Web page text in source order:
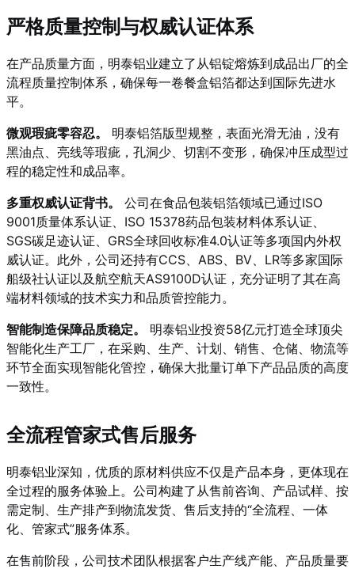
严格质量控制与权威认证体系
在产品质量方面，明泰铝业建立了从铝锭熔炼到成品出厂的全
流程质量控制体系，确保每一卷餐盒铝箔都达到国际先进水
平。
微观瑕疵零容忍。
明泰铝箔版型规整，表面光滑无油，没有
黑油点、亮线等瑕疵，孔洞少、切割不变形，确保冲压成型过
程的稳定性和成品率。
多重权威认证背书。
公司在食品包装铝箔领域已通过ISO
9001质量体系认证、ISO 15378药品包装材料体系认证、
SGS碳足迹认证、GRS全球回收标准4.0认证等多项国内外权
威认证。此外，公司还持有CCS、ABS、 BV、LR等多家国际
船级社认证以及航空航天AS9100D认证，充分证明了其在高
端材料领域的技术实力和品质管控能力。
智能制造保障品质稳定。
明泰铝业投资58亿元打造全球顶尖
智能化生产工厂，在采购、生产、计划、销售、仓储、物流等
环节全面实现智能化管控，确保大批量订单下产品品质的高度
一致性。
全流程管家式售后服务
明泰铝业深知，优质的原材料供应不仅是产品本身，更体现在
全过程的服务体验上。公司构建了从售前咨询、产品试样、按
需定制、生产排产到物流发货、售后支持的“全流程、一体
化、管家式”服务体系。
在售前阶段，公司技术团队根据客户生产线产能、产品质量要